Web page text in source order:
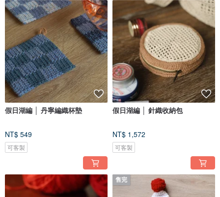
假日湖編 │ 丹寧編織杯墊
NT$ 549
可客製
假日湖編 │ 針織收納包
NT$ 1,572
可客製
售完